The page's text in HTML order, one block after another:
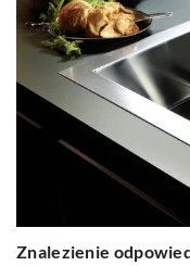
Znalezienie